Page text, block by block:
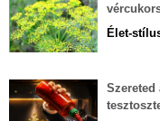
Élet-